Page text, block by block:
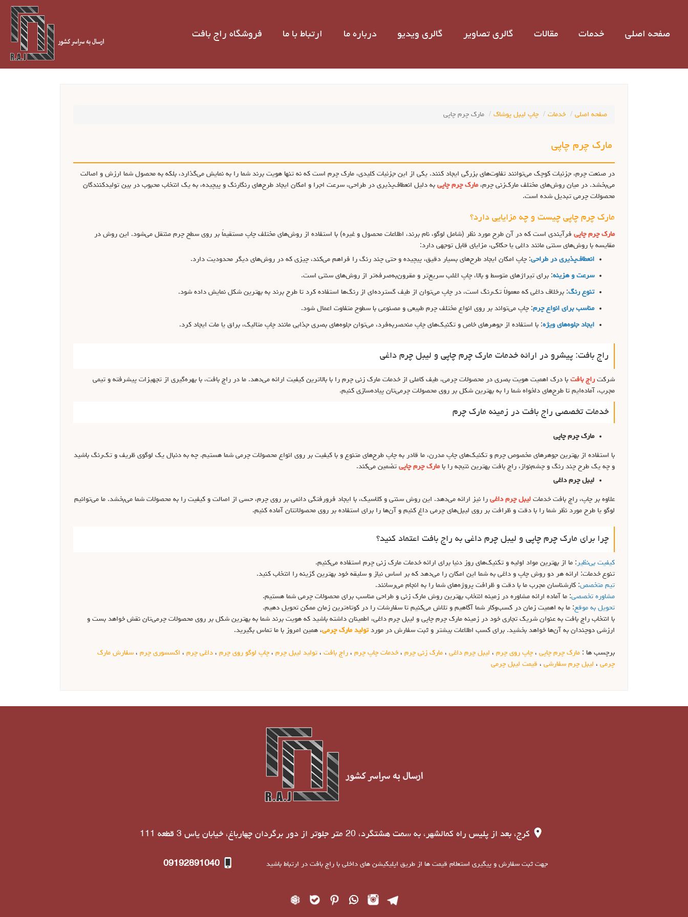
صفحه اصلی خدمات مقالات گالری تصاویر گالری ویدیو درباره ما ارتباط با ما فروشگاه راج بافت
صفحه اصلی خدمات چاپ لیبل پوشاک مارک چرم چاپی
مارک چرم چاپی
در صنعت چرم، جزئیات کوچک می‌توانند تفاوت‌های بزرگی ایجاد کنند. یکی از این جزئیات کلیدی، مارک چرم است که نه تنها هویت برند شما را به نمایش می‌گذارد، بلکه به محصول شما ارزش و اصالت
می‌بخشد. در میان روش‌های مختلف مارک‌زنی چرم،مارک چرم چاپی به دلیل انعطاف‌پذیری در طراحی، سرعت اجرا و امکان ایجاد طرح‌های رنگارنگ و پیچیده، به یک انتخاب محبوب در بین تولیدکنندگان
محصولات چرمی تبدیل شده است.
مارک چرم چاپی چیست و چه مزایایی دارد؟
مارک چرم چاپی فرآیندی است که در آن طرح مورد نظر (شامل لوگو، نام برند، اطلاعات محصول و غیره) با استفاده از روش‌های مختلف چاپ مستقیماً بر روی سطح چرم منتقل می‌شود. این روش در
مقایسه با روش‌های سنتی مانند داغی یا حکاکی، مزایای قابل توجهی دارد:
انعطاف‌پذیری در طراحی: چاپ امکان ایجاد طرح‌های بسیار دقیق، پیچیده و حتی چند رنگ را فراهم می‌کند، چیزی که در روش‌های دیگر محدودیت دارد.
سرعت و هزینه: برای تیراژهای متوسط و بالا، چاپ اغلب سریع‌تر و مقرون‌به‌صرفه‌تر از روش‌های سنتی است.
تنوع رنگ: برخلاف داغی که معمولاً تک‌رنگ است، در چاپ می‌توان از طیف گسترده‌ای از رنگ‌ها استفاده کرد تا طرح برند به بهترین شکل نمایش داده شود.
مناسب برای انواع چرم: چاپ می‌تواند بر روی انواع مختلف چرم طبیعی و مصنوعی با سطوح متفاوت اعمال شود.
ایجاد جلوه‌های ویژه: با استفاده از جوهرهای خاص و تکنیک‌های چاپ منحصربه‌فرد، می‌توان جلوه‌های بصری جذابی مانند چاپ متالیک، براق یا مات ایجاد کرد.
راج بافت: پیشرو در ارائه خدمات مارک چرم چاپی و لیبل چرم داغی
شرکت راج بافت با درک اهمیت هویت بصری در محصولات چرمی، طیف کاملی از خدمات مارک زنی چرم را با بالاترین کیفیت ارائه می‌دهد. ما در راج بافت، با بهره‌گیری از تجهیزات پیشرفته و تیمی
مجرب، آماده‌ایم تا طرح‌های دلخواه شما را به بهترین شکل بر روی محصولات چرمی‌تان پیاده‌سازی کنیم.
خدمات تخصصی راج بافت در زمینه مارک چرم
مارک چرم چاپی
با استفاده از بهترین جوهرهای مخصوص چرم و تکنیک‌های چاپ مدرن، ما قادر به چاپ طرح‌های متنوع و با کیفیت بر روی انواع محصولات چرمی شما هستیم. چه به دنبال یک لوگوی ظریف و تک‌رنگ باشید
و چه یک طرح چند رنگ و چشم‌نواز، راج بافت بهترین نتیجه را بامارک چرم چاپی تضمین می‌کند.
لیبل چرم داغی
علاوه بر چاپ، راج بافت خدمات لیبل چرم داغی را نیز ارائه می‌دهد. این روش سنتی و کلاسیک، با ایجاد فرورفتگی دائمی بر روی چرم، حسی از اصالت و کیفیت را به محصولات شما می‌بخشد. ما می‌توانیم
لوگو یا طرح مورد نظر شما را با دقت و ظرافت بر روی لیبل‌های چرمی داغ کنیم و آن‌ها را برای استفاده بر روی محصولاتتان آماده کنیم.
چرا برای مارک چرم چاپی و لیبل چرم داغی به راج بافت اعتماد کنید؟
کیفیت بی‌نظیر : ما از بهترین مواد اولیه و تکنیک‌های روز دنیا برای ارائه خدمات مارک زنی چرم استفاده می‌کنیم.
تنوع خدمات: ارائه هر دو روش چاپ و داغی به شما این امکان را می‌دهد که بر اساس نیاز و سلیقه خود بهترین گزینه را انتخاب کنید.
تیم متخصص: کارشناسان مجرب ما با دقت و ظرافت پروژه‌های شما را به انجام می‌رسانند.
مشاوره تخصصی: ما آماده ارائه مشاوره در زمینه انتخاب بهترین روش مارک زنی و طراحی مناسب برای محصولات چرمی شما هستیم.
تحویل به موقع: ما به اهمیت زمان در کسب‌وکار شما آگاهیم و تلاش می‌کنیم تا سفارشات را در کوتاه‌ترین زمان ممکن تحویل دهیم.
با انتخاب راج بافت به عنوان شریک تجاری خود در زمینه مارک چرم چاپی و لیبل چرم داغی، اطمینان داشته باشید که هویت برند شما به بهترین شکل بر روی محصولات چرمی‌تان نقش خواهد بست و
ارزشی دوچندان به آن‌ها خواهد بخشید. برای کسب اطلاعات بیشتر و ثبت سفارش در موردتولید مارک چرمی، همین امروز با ما تماس بگیرید.
برچسب ها : مارک چرم چاپی ، چاپ روی چرم ، لیبل چرم داغی ، مارک زنی چرم ، خدمات چاپ چرم ، راج بافت ، تولید لیبل چرم ، چاپ لوگو روی چرم ، داغی چرم ، اکسسوری چرم ، سفارش مارک
چرمی ، لیبل چرم سفارشی ، قیمت لیبل چرمی
کرج، بعد از پلیس راه کمالشهر، به سمت هشتگرد، 20 متر جلوتر از دور برگردان چهارباغ، خیابان یاس 3 قطعه 111
جهت ثبت سفارش و پیگیری استعلام قیمت ها از طریق اپلیکیشن های داخلی با راج بافت در ارتباط باشید 09192891040